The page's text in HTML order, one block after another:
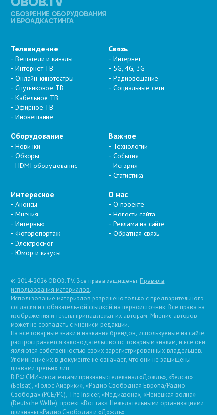
Телевидение
Вещатели и каналы
Интернет ТВ
Онлайн-кинотеатры
Спутниковое ТВ
Кабельное ТВ
Эфирное ТВ
Иновещание
Связь
Интернет
5G, 4G, 3G
Радиовещание
Социальные сети
Оборудование
Новинки
Обзоры
HDMI оборудование
Важное
Технологии
События
История
Статистика
Интересное
Анонсы
Мнения
Интервью
Фоторепортаж
Электросмог
Юмор и казусы
О нас
О проекте
Новости сайта
Реклама на сайте
Обратная связь
© 2014-2026 OBOB.TV. Все права защищены. Правила
использования материалов.
Использование материалов разрешено только с предварительного
согласия и с обязательной ссылкой на первоисточник. Все права на
изображения и тексты принадлежат их авторам. Мнение авторов
может не совпадать с мнением редакции.
На все товарные знаки и названия брендов, используемые на сайте,
распространяется законодательство по товарным знакам, и все они
являются собственностью своих зарегистрированных владельцев.
Упоминание их в документе не означает, что они не защищены
правами третьих лиц.
В РФ СМИ-иноагентами признаны: телеканал «Дождь», «Белсат»
(Belsat), «Голос Америки», «Радио Свободная Европа/Радио
Свобода» (PCE/PC), The Insider, «Медиазона», «Немецкая волна»
(Deutsche Welle), проект «Вот так». Нежелательными организациями
признаны «Радио Свобода» и «Дождь».